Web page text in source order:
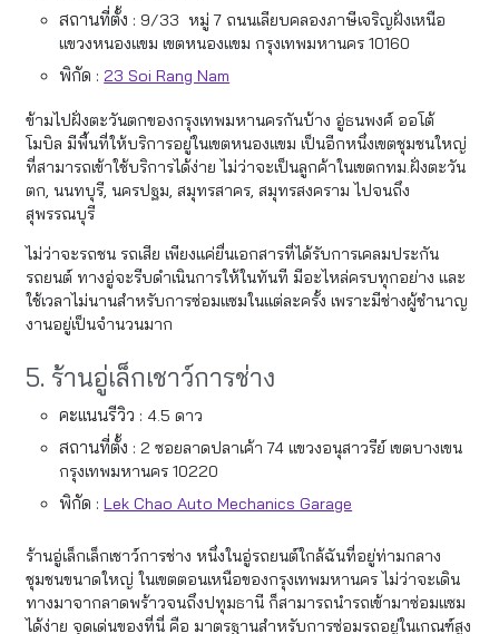
สถานที่ตั้ง : 9/33 หมู่ 7 ถนนเลียบคลองภาษีเจริญฝั่งเหนือ
แขวงหนองแขม เขตหนองแขม กรุงเทพมหานคร 10160
พิกัด :23 Soi Rang Nam
ข้ามไปฝั่งตะวันตกของกรุงเทพมหานครกันบ้าง อู่ธนพงศ์ ออโต้
โมบิล มีพื้นที่ให้บริการอยู่ในเขตหนองแขม เป็นอีกหนึ่งเขตชุมชนใหญ่
ที่สามารถเข้าใช้บริการได้ง่าย ไม่ว่าจะเป็นลูกค้าในเขตกทม.ฝั่งตะวัน
ตก, นนทบุรี, นครปฐม, สมุทรสาคร, สมุทรสงคราม ไปจนถึง
สุพรรณบุรี
ไม่ว่าจะรถชน รถเสีย เพียงแค่ยื่นเอกสารที่ได้รับการเคลมประกัน
รถยนต์ ทางอู่จะรีบดำเนินการให้ในทันที มีอะไหล่ครบทุกอย่าง และ
ใช้เวลาไม่นานสำหรับการซ่อมแซมในแต่ละครั้ง เพราะมีช่างผู้ชำนาญ
งานอยู่เป็นจำนวนมาก
5. ร้านอู่เล็กเชาว์การช่าง
คะแนนรีวิว : 4.5 ดาว
สถานที่ตั้ง :2 ซอยลาดปลาเค้า 74 แขวงอนุสาวรีย์ เขตบางเขน
กรุงเทพมหานคร 10220
พิกัด :Lek Chao Auto Mechanics Garage
ร้านอู่เล็กเล็กเชาว์การช่าง หนึ่งในอู่รถยนต์ใกล้ฉันที่อยู่ท่ามกลาง
ชุมชนขนาดใหญ่ ในเขตตอนเหนือของกรุงเทพมหานคร ไม่ว่าจะเดิน
ทางมาจากลาดพร้าวจนถึงปทุมธานี ก็สามารถนำรถเข้ามาซ่อมแซม
ได้ง่าย จุดเด่นของที่นี่ คือ มาตรฐานสำหรับการซ่อมรถอยู่ในเกณฑ์สูง